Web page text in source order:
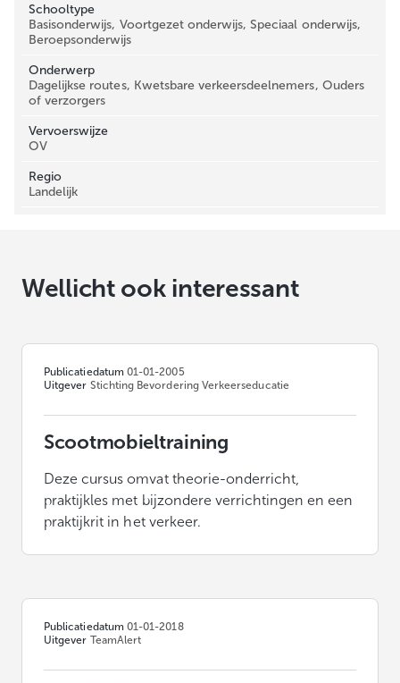
Schooltype
Basisonderwijs, Voortgezet onderwijs, Speciaal onderwijs,
Beroepsonderwijs
Onderwerp
Dagelijkse routes, Kwetsbare verkeersdeelnemers, Ouders
of verzorgers
Vervoerswijze
OV
Regio
Landelijk
Wellicht ook interessant
Publicatiedatum 01-01-2005
Uitgever Stichting Bevordering Verkeerseducatie
Scootmobieltraining
Deze cursus omvat theorie-onderricht,
praktijkles met bijzondere verrichtingen en een
praktijkrit in het verkeer.
Publicatiedatum 01-01-2018
Uitgever TeamAlert